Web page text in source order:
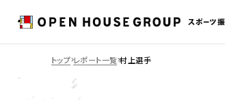
トップ レポート一覧 村上選手